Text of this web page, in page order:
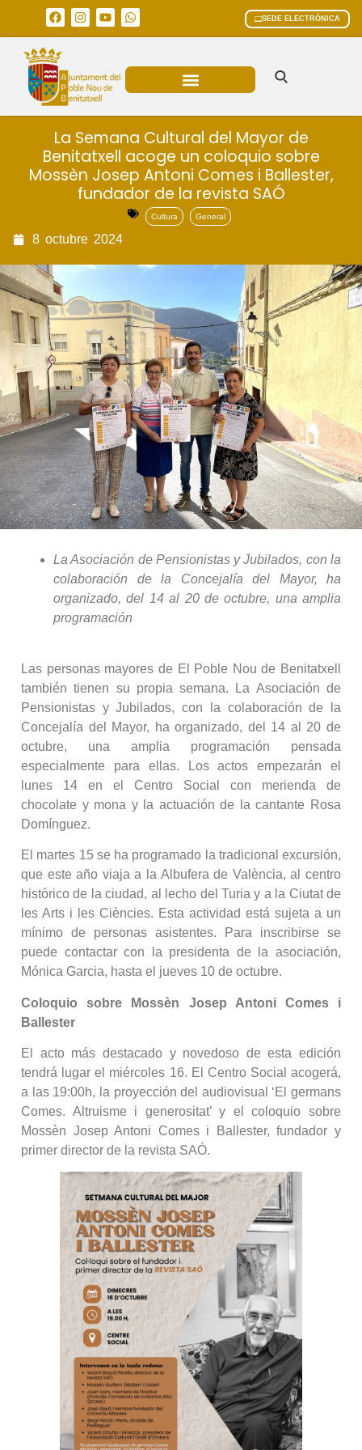
SEDE ELECTRÓNICA
La Semana Cultural del Mayor de
Benitatxell acoge un coloquio sobre
Mossèn Josep Antoni Comes i Ballester,
fundador de la revista SAÓ
Cultura General
8 octubre 2024
La Asociación de Pensionistas y Jubilados, con la
colaboración de la Concejalía del Mayor, ha
organizado, del 14 al 20 de octubre, una amplia
programación
Las personas mayores de El Poble Nou de Benitatxell
también tienen su propia semana. La Asociación de
Pensionistas y Jubilados, con la colaboración de la
Concejalía del Mayor, ha organizado, del 14 al 20 de
octubre, una amplia programación pensada
especialmente para ellas. Los actos empezarán el
lunes 14 en el Centro Social con merienda de
chocolate y mona y la actuación de la cantante Rosa
Domínguez.
El martes 15 se ha programado la tradicional excursión,
que este año viaja a la Albufera de València, al centro
histórico de la ciudad, al lecho del Turia y a la Ciutat de
les Arts i les Ciències. Esta actividad está sujeta a un
mínimo de personas asistentes. Para inscribirse se
puede contactar con la presidenta de la asociación,
Mónica Garcia, hasta el jueves 10 de octubre.
Coloquio sobre Mossèn Josep Antoni Comes i
Ballester
El acto más destacado y novedoso de esta edición
tendrá lugar el miércoles 16. El Centro Social acogerá,
a las 19:00h, la proyección del audiovisual ‘El germans
Comes. Altruisme i generositat’ y el coloquio sobre
Mossèn Josep Antoni Comes i Ballester, fundador y
primer director de la revista SAÓ.